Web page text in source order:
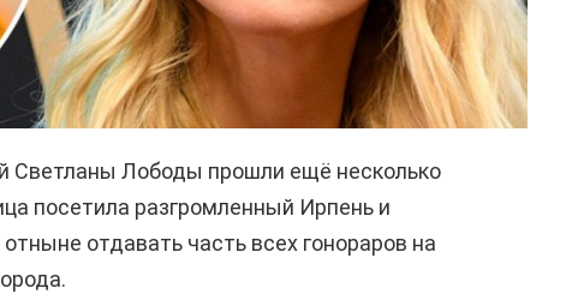
Светланы Лободы прошли ещё несколько
посетила разгромленный Ирпень и
отныне отдавать часть всех гонораров на